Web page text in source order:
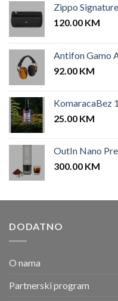
Zippo
120.00 KM
Antifon Gamo
92.00 KM
KomaracaBez
25.00 KM
OutIn Nano
300.00 KM
DODATNO
O nama
Partnerski program